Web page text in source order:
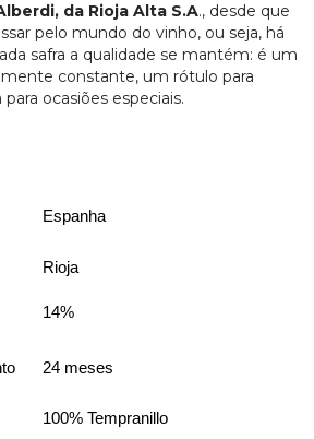
da Rioja Alta S.A., desde que
pelo mundo do vinho, ou seja, há
safra a qualidade se mantém: é um
constante, um rótulo para
ocasiões especiais.
Espanha
Rioja
14%
24 meses
100% Tempranillo